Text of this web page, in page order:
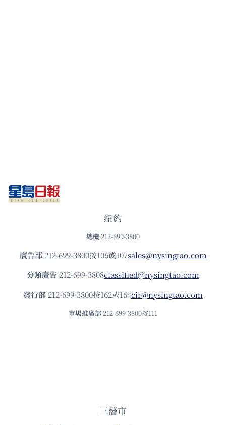
紐約
總機 212-699-3800
廣告部212-699-3800按106或107sales@nysingtao.com
分類廣告 212-699-3808classified@nysingtao.com
發⾏部 212-699-3800按162或164cir@nysingtao.com
市場推廣部 212-699-3800按111
三藩市